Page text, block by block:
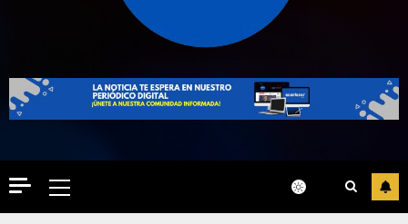
Primary
Menu